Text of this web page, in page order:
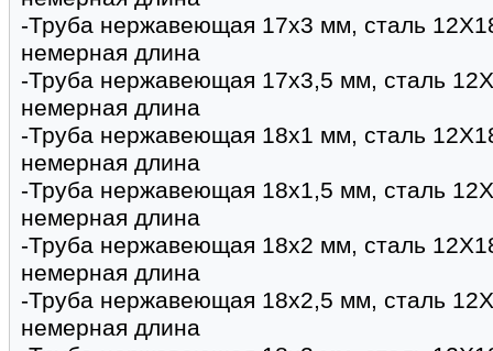
-Труба нержавеющая 17х3 мм, сталь
немерная длина
-Труба нержавеющая 17х3,5 мм, сталь
немерная длина
-Труба нержавеющая 18х1 мм, сталь
немерная длина
-Труба нержавеющая 18х1,5 мм, сталь
немерная длина
-Труба нержавеющая 18х2 мм, сталь
немерная длина
-Труба нержавеющая 18х2,5 мм, сталь
немерная длина